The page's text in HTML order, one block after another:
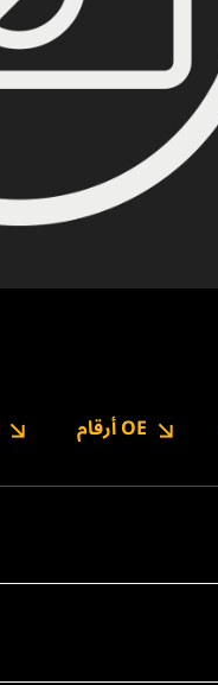
أرقام OE